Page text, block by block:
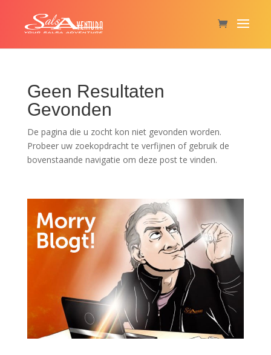
Geen Resultaten
Gevonden
De pagina die u zocht kon niet gevonden worden.
Probeer uw zoekopdracht te verfijnen of gebruik de
bovenstaande navigatie om deze post te vinden.